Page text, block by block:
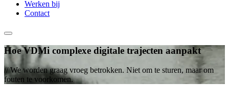
Werken bij
Contact
Hoe VDMi complexe digitale trajecten aanpakt
// We worden graag vroeg betrokken. Niet om te sturen, maar om
fouten te voorkomen.